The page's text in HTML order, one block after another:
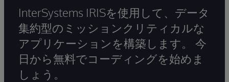
InterSystems IRISを使用して、データ
集約型のミッションクリティカルな
アプリケーションを構築します。 今
日から無料でコーディングを始めま
しょう。